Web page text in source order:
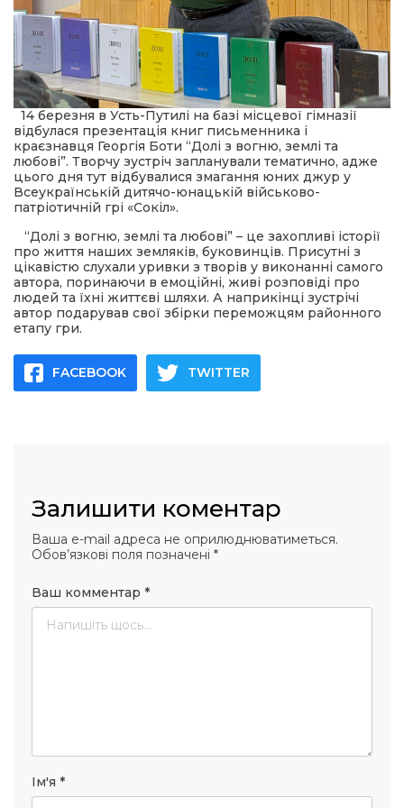
умови придбання
та контакти
14 березня в Усть-Путилі на базі місцевої гімназії
відбулася презентація книг письменника і
краєзнавця Георгія Боти “Долі з вогню, землі та
любові”. Творчу зустріч запланували тематично, адже
цього дня тут відбувалися змагання юних джур у
Всеукраїнській дитячо-юнацькій військово-
патріотичній грі «Сокіл».
“Долі з вогню, землі та любові” – це захопливі історії
про життя наших земляків, буковинців. Присутні з
цікавістю слухали уривки з творів у виконанні самого
автора, поринаючи в емоційні, живі розповіді про
людей та їхні життєві шляхи. А наприкінці зустрічі
автор подарував свої збірки переможцям районного
етапу гри.
FACEBOOK TWITTER
Залишити коментар
Ваша e-mail адреса не оприлюднюватиметься.
Обов’язкові поля позначені *
Ваш комментар *
Ім'я *